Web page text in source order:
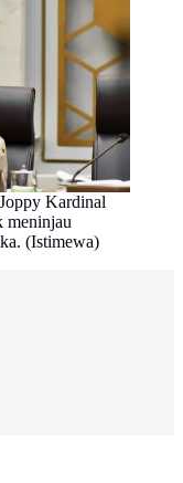
Kardinal
meninjau
(Istimewa)